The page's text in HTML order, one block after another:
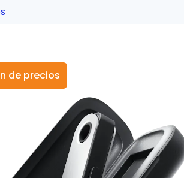
de precios